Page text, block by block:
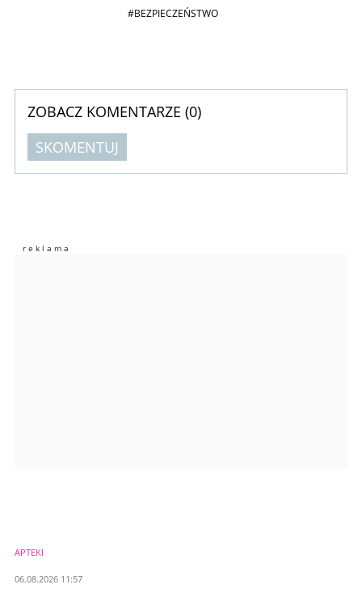
#BEZPIECZEŃSTWO
ZOBACZ KOMENTARZE (0)
SKOMENTUJ
Imię (Wymagane)
APTEKI
06.08.2026 11:57